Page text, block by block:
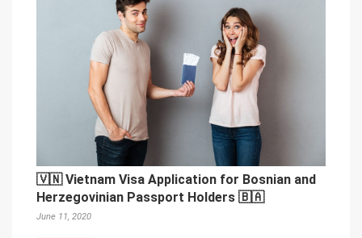
🇻🇳 Vietnam Visa Application for Bosnian and
Herzegovinian Passport Holders 🇧🇦
June 11, 2020